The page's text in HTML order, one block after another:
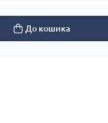
До кошика